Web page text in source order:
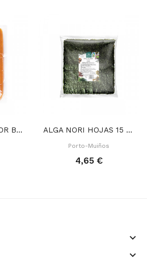
SALCHICHAS SABOR BARBACOA 250 GR ALGA NORI HOJAS 15 GR
Porto-Muiños
4,65 €
keyboard_arrow_down
keyboard_arrow_down